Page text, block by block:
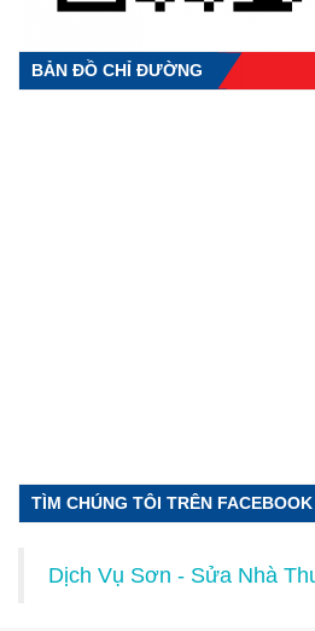
BẢN ĐỒ CHỈ ĐƯỜNG
TÌM CHÚNG TÔI TRÊN FACEBOOK
Dịch Vụ Sơn - Sửa Nhà